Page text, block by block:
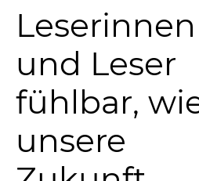
Leserinnen
und Leser
fühlbar,
unsere